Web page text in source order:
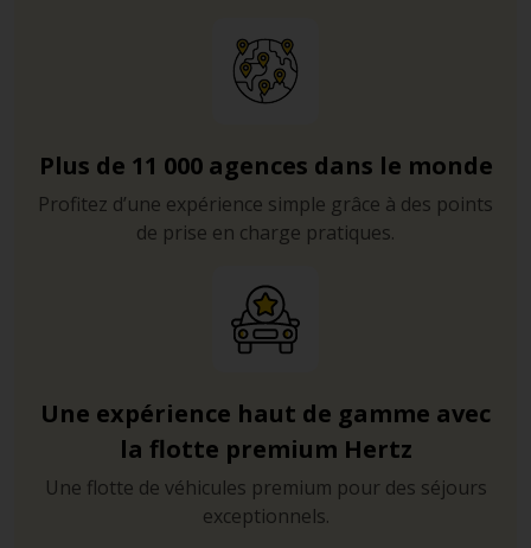
Plus de 11 000 agences dans le monde
Profitez d’une expérience simple grâce à des points
de prise en charge pratiques.
Une expérience haut de gamme avec
la flotte premium Hertz
Une flotte de véhicules premium pour des séjours
exceptionnels.